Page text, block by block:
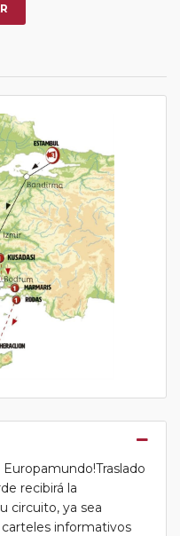
recibirá la
circuito, ya sea
informativos